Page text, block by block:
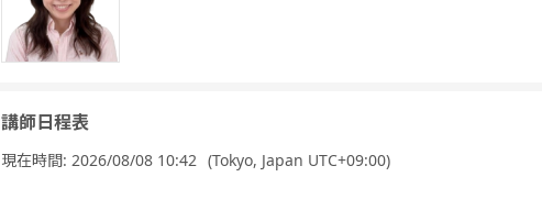
講師日程表
現在時間: 2026/08/08 10:42 (Tokyo, Japan UTC+09:00)